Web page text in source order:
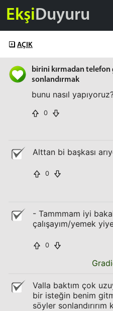
EkşiDuyuru
AÇIK
birini kırmadan
sonlandırmak
bunu nasıl
0
Alttan bi başkası
0
- Tammmam iyi
çalışayım/yemek
0
Valla baktım çok
bir isteğin benim
söyler sonlandırırım